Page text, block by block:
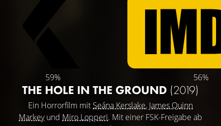
59% 56%
THE HOLE IN THE GROUND (2019)
Ein Horrorfilm mit Seána Kerslake, James Quinn
Markeyund Miro Lopperi. Mit einer FSK-Freigabe ab